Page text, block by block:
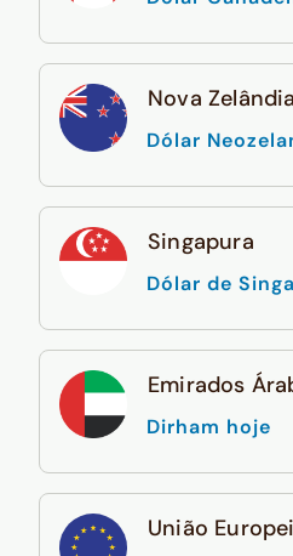
Nova Zelândia
Dólar
Singapura
Dólar de
Emirados
Dirham hoje
União